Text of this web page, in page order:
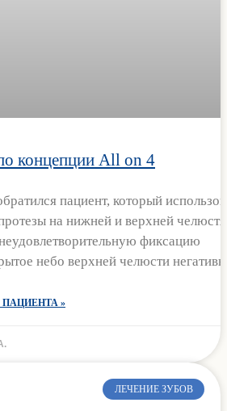
концепции All on 4
пациент, который
на нижней и верхней
фиксацию
небо верхней челюсти
»
ЛЕЧЕНИЕ ЗУБОВ